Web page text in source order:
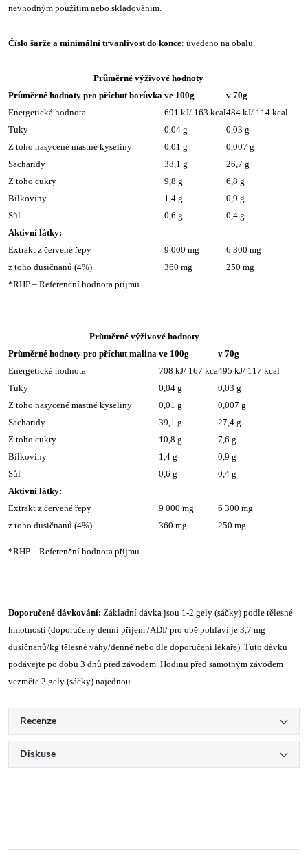
nevhodným použitím nebo skladováním.
Číslo šarže a minimální trvanlivost do konce: uvedeno na obalu.
Průměrné výživové hodnoty
Průměrné hodnoty pro příchut borůvka ve 100g
v 70g
Energetická hodnota
691 kJ/ 163 kcal484 kJ/ 114 kcal
Tuky
0,04 g
0,03 g
Z toho nasycené mastné kyseliny
0,01 g
0,007 g
Sacharidy
38,1 g
26,7 g
Z toho cukry
9,8 g
6,8 g
Bílkoviny
1,4 g
0,9 g
Sůl
0,6 g
0,4 g
Aktivní látky:
Extrakt z červené řepy
9 000 mg
6 300 mg
z toho dusičnanů (4%)
360 mg
250 mg
*RHP – Referenční hodnota příjmu
Průměrné výživové hodnoty
Průměrné hodnoty pro příchut malina ve 100g
v 70g
Energetická hodnota
708 kJ/ 167 kca495 kJ/ 117 kcal
Tuky
0,04 g
0,03 g
Z toho nasycené mastné kyseliny
0,01 g
0,007 g
Sacharidy
39,1 g
27,4 g
Z toho cukry
10,8 g
7,6 g
Bílkoviny
1,4 g
0,9 g
Sůl
0,6 g
0,4 g
Aktivní látky:
Extrakt z červené řepy
9 000 mg
6 300 mg
z toho dusičnanů (4%)
360 mg 250 mg
*RHP – Referenční hodnota příjmu
Doporučené dávkování: Základní dávka jsou 1-2 gely (sáčky) podle tělesné
hmotnosti (doporučený denní příjem /ADI/ pro obě pohlaví je 3,7 mg
dusičnanů/kg tělesné váhy/denně nebo dle doporučení lékaře). Tuto dávku
podávejte po dobu 3 dnů před závodem. Hodinu před samotným závodem
vezměte 2 gely (sáčky) najednou.
Recenze
Diskuse